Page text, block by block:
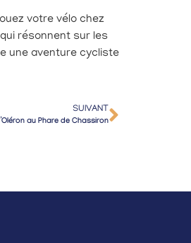
votre vélo chez
résonnent sur les
une aventure cycliste
SUIVANT
au Phare de Chassiron